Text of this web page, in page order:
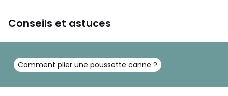
Conseils et astuces
Comment plier une poussette canne ?